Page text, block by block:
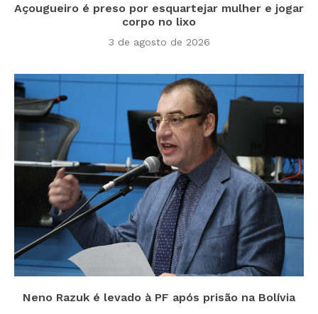
Açougueiro é preso por esquartejar mulher e jogar
corpo no lixo
3 de agosto de 2026
Neno Razuk é levado à PF após prisão na Bolívia